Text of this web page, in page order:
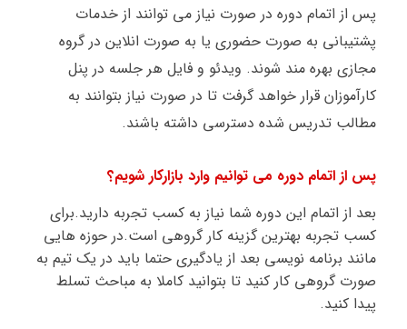
پس از اتمام دوره در صورت نیاز می توانند از خدمات
پشتیبانی به صورت حضوری یا به صورت انلاین در گروه
مجازی بهره مند شوند. ویدئو و فایل هر جلسه در پنل
کارآموزان قرار خواهد گرفت تا در صورت نیاز بتوانند به
مطالب تدریس شده دسترسی داشته باشند.
پس از اتمام دوره می توانیم وارد بازارکار شویم؟
بعد از اتمام این دوره شما نیاز به کسب تجربه دارید.برای
کسب تجربه بهترین گزینه کار گروهی است.در حوزه هایی
مانند برنامه نویسی بعد از یادگیری حتما باید در یک تیم به
صورت گروهی کار کنید تا بتوانید کاملا به مباحث تسلط
پیدا کنید.